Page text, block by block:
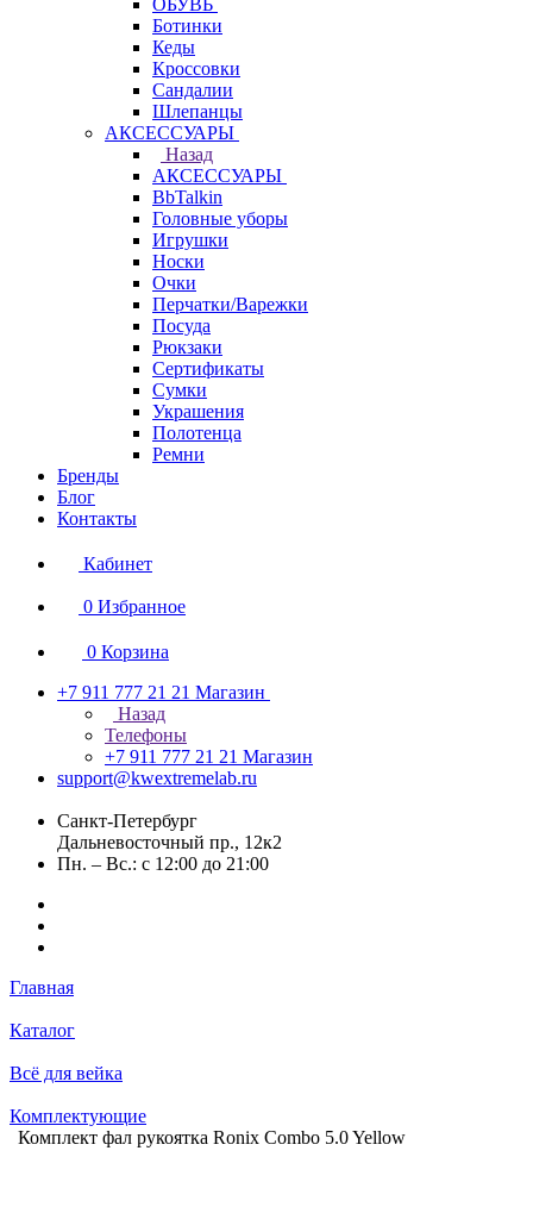
ОБУВЬ
Ботинки
Кеды
Кроссовки
Сандалии
Шлепанцы
АКСЕССУАРЫ
Назад
АКСЕССУАРЫ
BbTalkin
Головные уборы
Игрушки
Носки
Очки
Перчатки/Варежки
Посуда
Рюкзаки
Сертификаты
Сумки
Украшения
Полотенца
Ремни
Бренды
Блог
Контакты
Кабинет
0 Избранное
0 Корзина
+7 911 777 21 21 Магазин
Назад
Телефоны
+7 911 777 21 21 Магазин
support@kwextremelab.ru
Санкт-Петербург
Дальневосточный пр., 12к2
Пн. – Вс.: с 12:00 до 21:00
Главная
Каталог
Всё для вейка
Комплектующие
Комплект фал рукоятка Ronix Combo 5.0 Yellow